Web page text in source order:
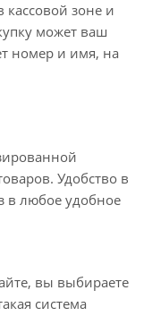
кассовой зоне и
может ваш
номер и имя, на
Удобство в
в любое удобное
вы выбираете
система